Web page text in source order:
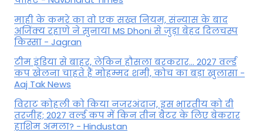
माही के कमरे का वो एक सख्त नियम, संन्यास के बाद
अजिंक्‍य रहाणे ने सुनाया MS Dhoni से जुड़ा बेहद दिलचस्प
किस्सा - Jagran
टीम इंडिया से बाहर, लेकिन हौसला बरकरार... 2027 वर्ल्ड
कप खेलना चाहते हैं मोहम्मद शमी, कोच का बड़ा खुलासा -
Aaj Tak News
विराट कोहली को किया नजरअंदाज, इस भारतीय को दी
तरजीह; 2027 वर्ल्ड कप में किन तीन बैटर के लिए बेकरार
हाशिम अमला? - Hindustan